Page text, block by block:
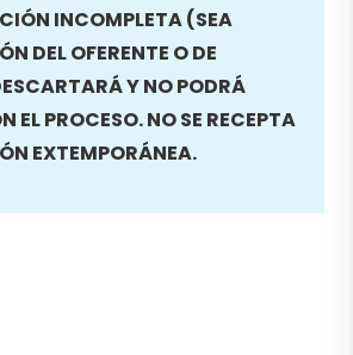
INCOMPLETA (SEA
DEL OFERENTE O DE
Y NO PODRÁ
EL PROCESO. NO SE RECEPTA
EXTEMPORÁNEA.